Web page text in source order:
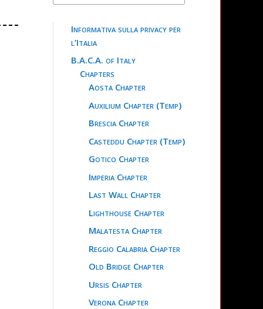
Informativa sulla privacy per
l’Italia
B.A.C.A. of Italy
Chapters
Aosta Chapter
Auxilium Chapter (Temp)
Brescia Chapter
Casteddu Chapter (Temp)
Gotico Chapter
Imperia Chapter
Last Wall Chapter
Lighthouse Chapter
Malatesta Chapter
Reggio Calabria Chapter
Old Bridge Chapter
Ursis Chapter
Verona Chapter